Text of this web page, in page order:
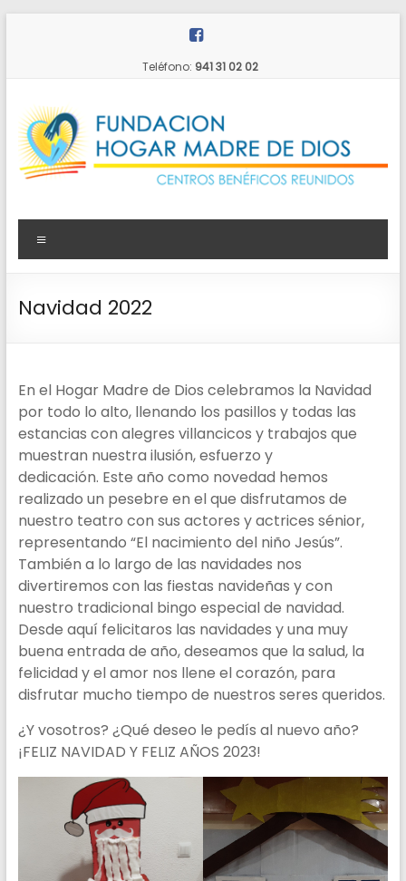
Teléfono: 941 31 02 02
Fundación
Hogar
Madre
de
Centros
Benéficos
Reunidos
Navidad 2022
En el Hogar Madre de Dios celebramos la Navidad
por todo lo alto, llenando los pasillos y todas las
estancias con alegres villancicos y trabajos que
muestran nuestra ilusión, esfuerzo y
dedicación. Este año como novedad hemos
realizado un pesebre en el que disfrutamos de
nuestro teatro con sus actores y actrices sénior,
representando “El nacimiento del niño Jesús”.
También a lo largo de las navidades nos
divertiremos con las fiestas navideñas y con
nuestro tradicional bingo especial de navidad.
Desde aquí felicitaros las navidades y una muy
buena entrada de año, deseamos que la salud, la
felicidad y el amor nos llene el corazón, para
disfrutar mucho tiempo de nuestros seres queridos.
¿Y vosotros? ¿Qué deseo le pedís al nuevo año?
¡FELIZ NAVIDAD Y FELIZ AÑOS 2023!